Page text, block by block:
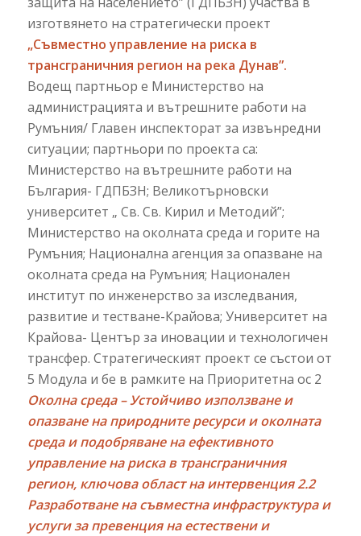
изготвянето на стратегически проект
„Съвместно управление на риска в
трансграничния регион на река Дунав”.
Водещ партньор е Министерство на
администрацията и вътрешните работи на
Румъния/ Главен инспекторат за извънредни
ситуации; партньори по проекта са:
Министерство на вътрешните работи на
България- ГДПБЗН; Великотърновски
университет „ Св. Св. Кирил и Методий”;
Министерство на околната среда и горите на
Румъния; Национална агенция за опазване на
околната среда на Румъния; Национален
институт по инженерство за изследвания,
развитие и тестване-Крайова; Университет на
Крайова- Център за иновации и технологичен
трансфер. Стратегическият проект се състои от
5 Модула и бе в рамките на Приоритетна ос 2
Околна среда – Устойчиво използване и
опазване на природните ресурси и околната
среда и подобряване на ефективното
управление на риска в трансграничния
регион, ключова област на интервенция 2.2
Разработване на съвместна инфраструктура и
услуги за превенция на естествени и